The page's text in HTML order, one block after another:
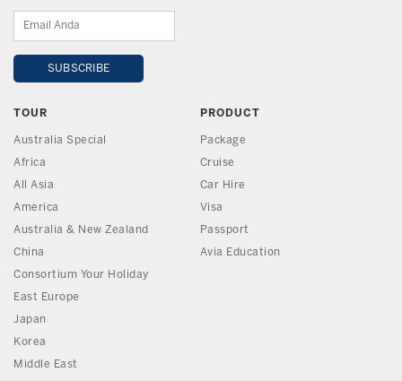
TOUR
Australia Special
Africa
All Asia
America
Australia & New Zealand
China
Consortium Your Holiday
East Europe
Japan
Korea
Middle East
PRODUCT
Package
Cruise
Car Hire
Visa
Passport
Avia Education